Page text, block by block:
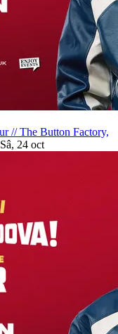
//The Button Factory,
Sâ, 24 oct